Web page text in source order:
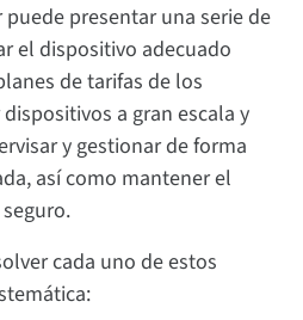
presentar una serie de
el dispositivo adecuado
de tarifas de los
a gran escala y
y gestionar de forma
así como mantener el
cada uno de estos